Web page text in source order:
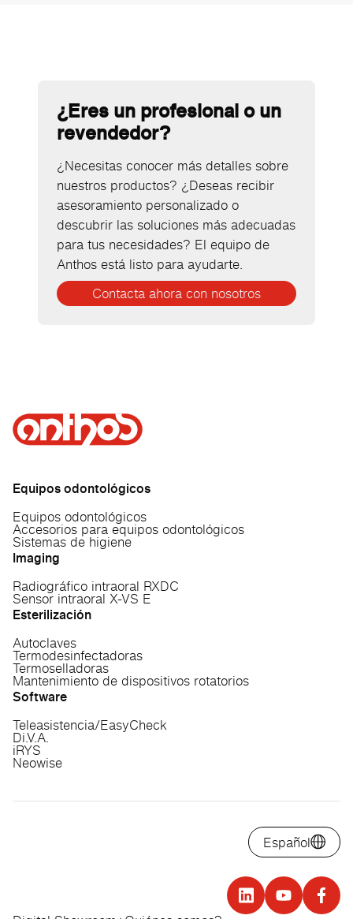
¿Eres un profesional o un
revendedor?
¿Necesitas conocer más detalles sobre
nuestros productos? ¿Deseas recibir
asesoramiento personalizado o
descubrir las soluciones más adecuadas
para tus necesidades? El equipo de
Anthos está listo para ayudarte.
Contacta ahora con nosotros
Equipos odontológicos
Equipos odontológicos
Accesorios para equipos odontológicos
Sistemas de higiene
Imaging
Radiográfico intraoral RXDC
Sensor intraoral X-VS E
Esterilización
Autoclaves
Termodesinfectadoras
Termoselladoras
Mantenimiento de dispositivos rotatorios
Software
Teleasistencia/EasyCheck
Di.V.A.
iRYS
Neowise
Español